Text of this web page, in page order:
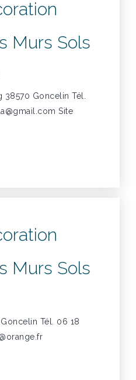
Murs Sols
Goncelin Tél.
Site
Murs Sols
Tél. 06 18